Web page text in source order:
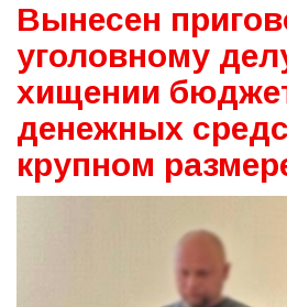
Вынесен
уголовному
хищении
денежных
крупном